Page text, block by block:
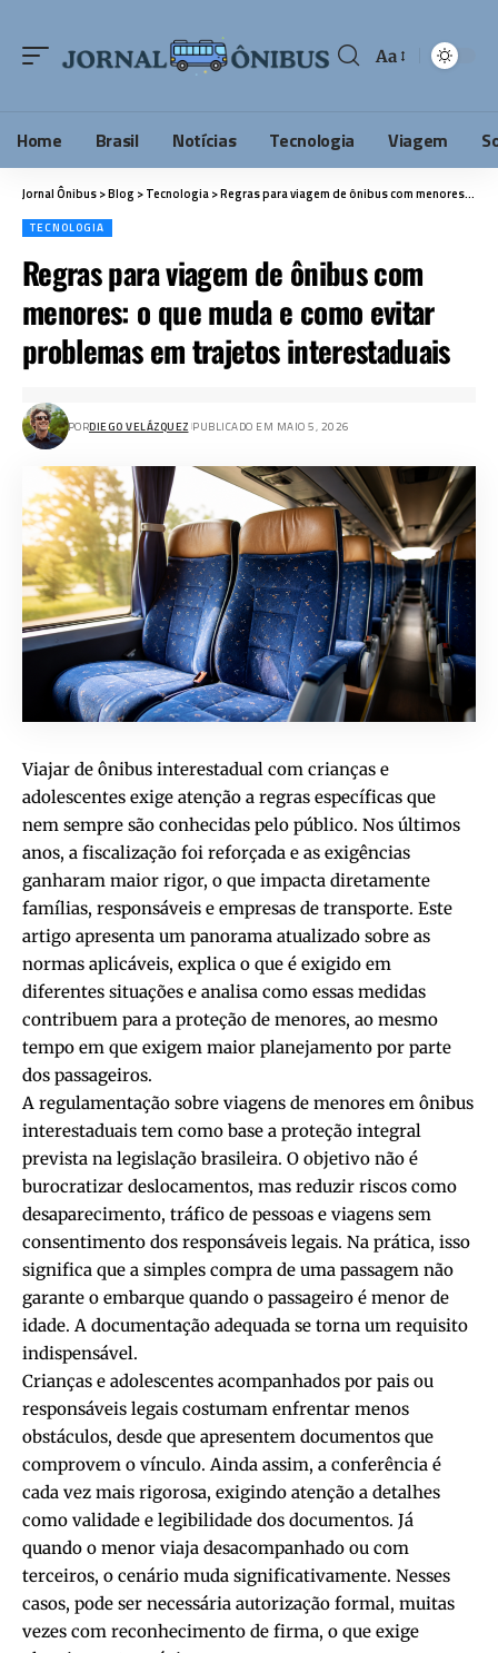
Aa
Home Brasil Notícias Tecnologia Viagem
Jornal Ônibus>Blog >Tecnologia>Regras para viagem de ônibus com menores: o que muda e como evitar problemas em trajetos interestaduais
TECNOLOGIA
Regras para viagem de ônibus com
menores: o que muda e como evitar
problemas em trajetos interestaduais
PORDIEGO VELÁZQUEZ PUBLICADO EM MAIO 5, 2026
Viajar de ônibus interestadual com crianças e
adolescentes exige atenção a regras específicas que
nem sempre são conhecidas pelo público. Nos últimos
anos, a fiscalização foi reforçada e as exigências
ganharam maior rigor, o que impacta diretamente
famílias, responsáveis e empresas de transporte. Este
artigo apresenta um panorama atualizado sobre as
normas aplicáveis, explica o que é exigido em
diferentes situações e analisa como essas medidas
contribuem para a proteção de menores, ao mesmo
tempo em que exigem maior planejamento por parte
dos passageiros.
A regulamentação sobre viagens de menores em ônibus
interestaduais tem como base a proteção integral
prevista na legislação brasileira. O objetivo não é
burocratizar deslocamentos, mas reduzir riscos como
desaparecimento, tráfico de pessoas e viagens sem
consentimento dos responsáveis legais. Na prática, isso
significa que a simples compra de uma passagem não
garante o embarque quando o passageiro é menor de
idade. A documentação adequada se torna um requisito
indispensável.
Crianças e adolescentes acompanhados por pais ou
responsáveis legais costumam enfrentar menos
obstáculos, desde que apresentem documentos que
comprovem o vínculo. Ainda assim, a conferência é
cada vez mais rigorosa, exigindo atenção a detalhes
como validade e legibilidade dos documentos. Já
quando o menor viaja desacompanhado ou com
terceiros, o cenário muda significativamente. Nesses
casos, pode ser necessária autorização formal, muitas
vezes com reconhecimento de firma, o que exige